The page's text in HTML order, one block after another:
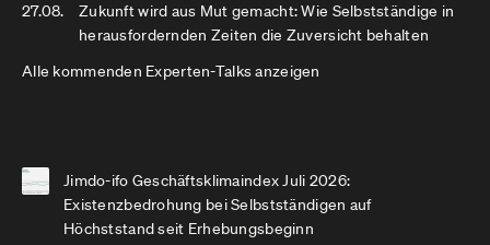
27.08.
Zukunft wird aus Mut gemacht: Wie Selbstständige in
herausfordernden Zeiten die Zuversicht behalten
Alle kommenden Experten-Talks anzeigen
Jimdo-ifo Geschäftsklimaindex Juli 2026:
Existenzbedrohung bei Selbstständigen auf
Höchststand seit Erhebungsbeginn